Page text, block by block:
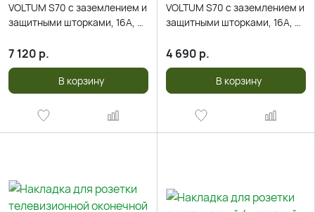
VOLTUM S70 с заземлением и
защитными шторками, 16А, с
7 120 р.
В корзину
VOLTUM S70 с заземлением и
защитными шторками, 16А, с
4 690 р.
В корзину